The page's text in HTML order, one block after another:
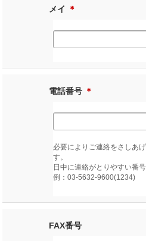
メイ ＊
電話番号 ＊
必要によりご連絡をさしあ
す。
日中に連絡がとりやすい番
例：03-5632-9600(1234)
FAX番号